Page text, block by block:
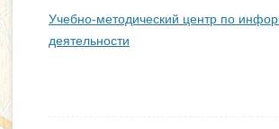
Учебно-методический центр по
деятельности